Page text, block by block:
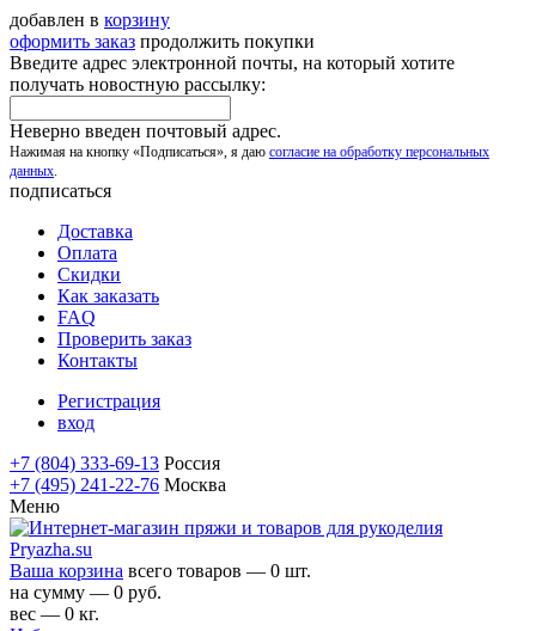
добавлен в корзину
оформить заказ продолжить покупки
Введите адрес электронной почты, на который хотите
получать новостную рассылку:
Неверно введен почтовый адрес.
Нажимая на кнопку «Подписаться», я даю согласие на обработку персональных
данных.
подписаться
Доставка
Оплата
Скидки
Как заказать
FAQ
Проверить заказ
Контакты
Регистрация
вход
+7 (804) 333-69-13 Россия
+7 (495) 241-22-76 Москва
Меню
Ваша корзина всего товаров — 0 шт.
на сумму — 0 руб.
вес — 0 кг.